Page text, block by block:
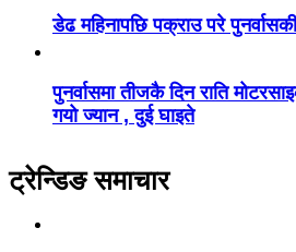
डेढ महिनापछि पक्राउ परे पुनर्वासकी
पुनर्वासमा तीजकै दिन राति
गयो ज्यान , दुई घाइते
ट्रेन्डिङ समाचार